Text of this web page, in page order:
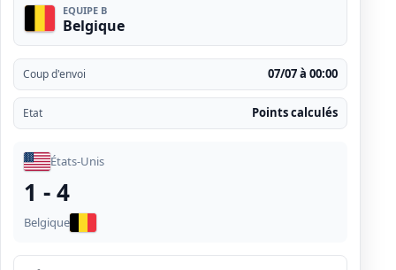
EQUIPE B
Belgique
Coup d'envoi 07/07 à 00:00
Etat Points calculés
États-Unis
1 - 4
Belgique